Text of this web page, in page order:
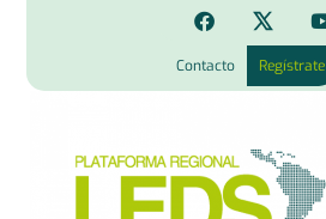
Contacto Regístrate